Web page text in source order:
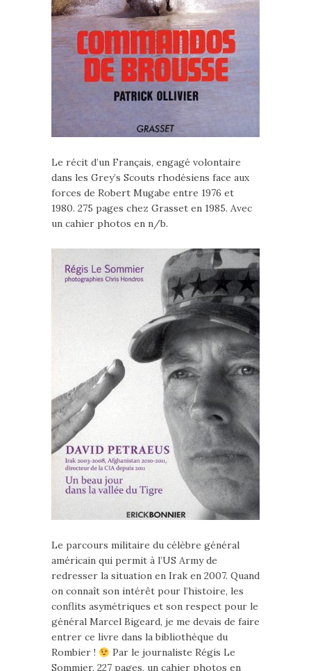
Le récit d’un Français, engagé volontaire
dans les Grey’s Scouts rhodésiens face aux
forces de Robert Mugabe entre 1976 et
1980. 275 pages chez Grasset en 1985. Avec
un cahier photos en n/b.
Le parcours militaire du célèbre général
américain qui permit à l’US Army de
redresser la situation en Irak en 2007. Quand
on connaît son intérêt pour l’histoire, les
conflits asymétriques et son respect pour le
général Marcel Bigeard, je me devais de faire
entrer ce livre dans la bibliothèque du
Rombier !
Par le journaliste Régis Le
Sommier. 227 pages, un cahier photos en